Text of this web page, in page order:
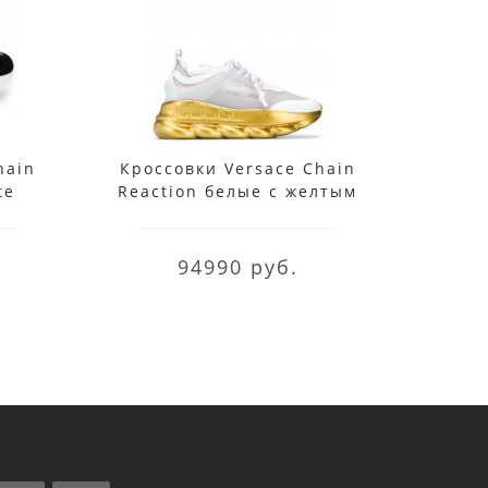
Кроссовки Versace Chain
Reaction белые с желтым
94990 руб.